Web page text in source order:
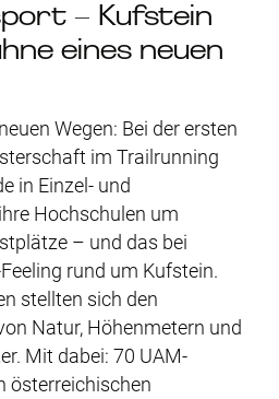
– Kufstein
eines neuen
Wegen: Bei der ersten
im Trailrunning
in Einzel- und
Hochschulen um
– und das bei
rund um Kufstein.
stellten sich den
Natur, Höhenmetern und
Mit dabei: 70 UAM-
österreichischen